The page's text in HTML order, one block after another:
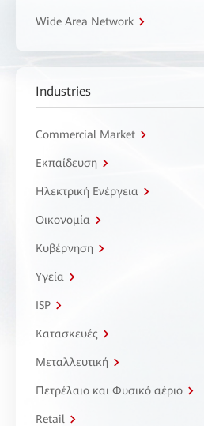
Wide Area Network
Industries
Commercial Market
Εκπαίδευση
Ηλεκτρική Ενέργεια
Οικονομία
Κυβέρνηση
Υγεία
ISP
Κατασκευές
Μεταλλευτική
Πετρέλαιο και Φυσικό αέριο
Retail